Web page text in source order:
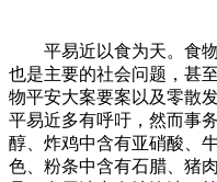
平易近以食为天。食物
也是主要的社会问题，甚
物平安大案要案以及零散
平易近多有呼吁，然而事
醇、炸鸡中含有亚硝酸、
色、粉条中含有石腊、猪